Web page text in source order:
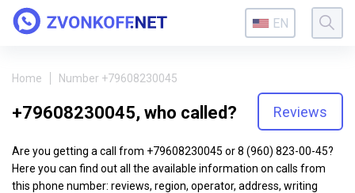
EN
Home Number +79608230045
+79608230045, who called? Reviews
Are you getting a call from +79608230045 or 8 (960) 823-00-45?
Here you can find out all the available information on calls from
this phone number: reviews, region, operator, address, writing